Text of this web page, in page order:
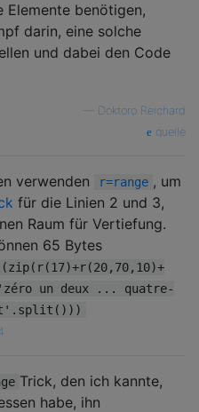
Elemente benötigen,
darin, eine solche
und dabei den Code
Doktoro Reichard
quelle
verwenden r=range , um
für die Linien 2 und 3,
Raum für Vertiefung.
65 Bytes
un deux ... quatre-
Trick, den ich kannte,
habe, ihn